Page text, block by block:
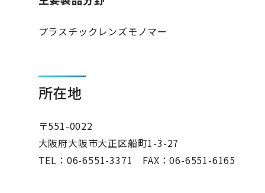
プラスチックレンズモノマー
所在地
〒551-0022
大阪府大阪市大正区船町1-3-27
TEL： 06-6551-3371 FAX：06-6551-6165